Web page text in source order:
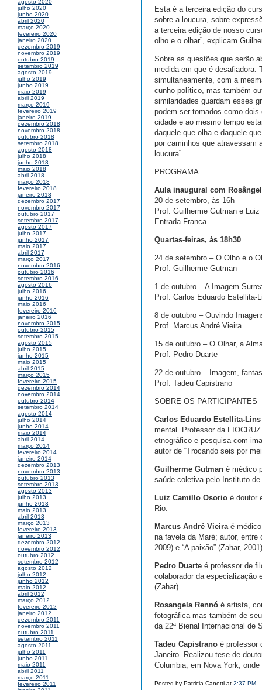
agosto 2020
julho 2020
junho 2020
abril 2020
março 2020
fevereiro 2020
janeiro 2020
dezembro 2019
novembro 2019
outubro 2019
setembro 2019
agosto 2019
julho 2019
junho 2019
maio 2019
abril 2019
março 2019
fevereiro 2019
janeiro 2019
dezembro 2018
novembro 2018
outubro 2018
setembro 2018
agosto 2018
julho 2018
junho 2018
maio 2018
abril 2018
março 2018
fevereiro 2018
janeiro 2018
dezembro 2017
novembro 2017
outubro 2017
setembro 2017
agosto 2017
julho 2017
junho 2017
maio 2017
abril 2017
março 2017
novembro 2016
outubro 2016
setembro 2016
agosto 2016
julho 2016
junho 2016
maio 2016
fevereiro 2016
janeiro 2016
novembro 2015
outubro 2015
setembro 2015
agosto 2015
julho 2015
junho 2015
maio 2015
abril 2015
março 2015
fevereiro 2015
dezembro 2014
novembro 2014
outubro 2014
setembro 2014
agosto 2014
julho 2014
junho 2014
maio 2014
abril 2014
março 2014
fevereiro 2014
janeiro 2014
dezembro 2013
novembro 2013
outubro 2013
setembro 2013
agosto 2013
julho 2013
junho 2013
maio 2013
abril 2013
março 2013
fevereiro 2013
janeiro 2013
dezembro 2012
novembro 2012
outubro 2012
setembro 2012
agosto 2012
julho 2012
junho 2012
maio 2012
abril 2012
março 2012
fevereiro 2012
janeiro 2012
dezembro 2011
novembro 2011
outubro 2011
setembro 2011
agosto 2011
julho 2011
junho 2011
maio 2011
abril 2011
março 2011
fevereiro 2011
Esta é a terceira edição do
sobre a loucura, sobre
a terceira edição de nosso
olho e o olhar”, explicam
Sobre as questões que serão
medida em que é desafiadora.
simultaneamente, com a
cunho político, mas também
similaridades guardam esses
podem ser tomados como
cidade e ao mesmo tempo
daquele que olha e daquele
por caminhos que atravessam
loucura”.
PROGRAMA
Aula inaugural com
20 de setembro, às 16h
Prof. Guilherme Gutman e
Entrada Franca
Quartas-feiras, às 18h30
24 de setembro – O Olho e o
Prof. Guilherme Gutman
1 de outubro – A Imagem
Prof. Carlos Eduardo Estellita-
8 de outubro – Ouvindo
Prof. Marcus André Vieira
15 de outubro – O Olhar, a
Prof. Pedro Duarte
22 de outubro – Imagem,
Prof. Tadeu Capistrano
SOBRE OS PARTICIPANTES
Carlos Eduardo Estellita-Lins
mental. Professor da
etnográfico e pesquisa com
autor de “Trocando seis por
Guilherme Gutman é médico
saúde coletiva pelo Instituto
Luiz Camillo Osorio é doutor
Rio.
Marcus André Vieiraé
na favela da Maré; autor, entre
2009) e “A paixão” (Zahar,
Pedro Duarte é professor de
colaborador da especialização
(Zahar).
Rosangela Rennó é artista,
fotográfica mas também de
da 22ª Bienal Internacional de
Tadeu Capistrano é professor
Janeiro. Realizou tese de
Columbia, em Nova York,
Posted by Patricia Canetti at 2:37 PM